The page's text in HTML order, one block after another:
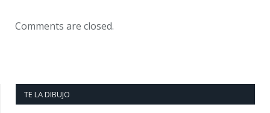
Comments are closed.
TE LA DIBUJO